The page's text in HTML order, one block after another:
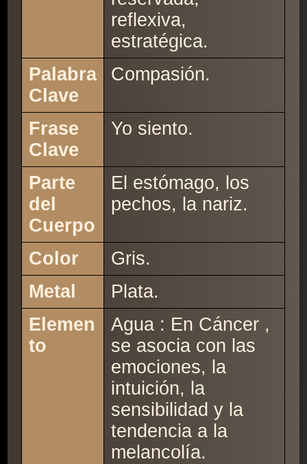
reflexiva,
estratégica.
Palabra
Clave
Compasión.
Frase
Clave
Yo siento.
Parte
del
Cuerpo
El estómago, los
pechos, la nariz.
Color
Gris.
Metal
Plata.
Elemen
to
Agua : En Cáncer ,
se asocia con las
emociones, la
intuición, la
sensibilidad y la
tendencia a la
melancolía.